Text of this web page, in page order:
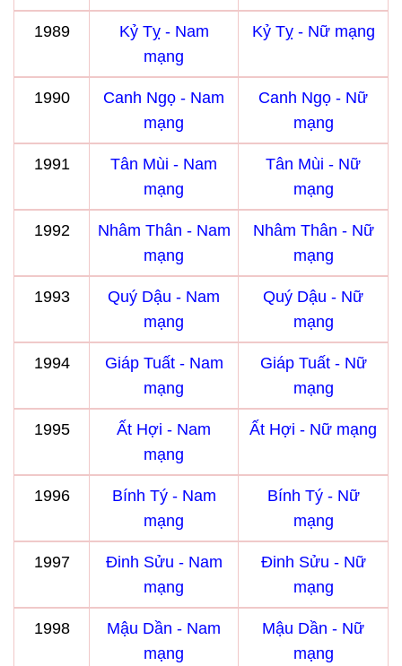
1989
Kỷ Tỵ - Nam
mạng
Kỷ Tỵ - Nữ mạng
1990
Canh Ngọ - Nam
mạng
Canh Ngọ - Nữ
mạng
1991
Tân Mùi - Nam
mạng
Tân Mùi - Nữ
mạng
1992
Nhâm Thân - Nam
mạng
Nhâm Thân - Nữ
mạng
1993
Quý Dậu - Nam
mạng
Quý Dậu - Nữ
mạng
1994
Giáp Tuất - Nam
mạng
Giáp Tuất - Nữ
mạng
1995
Ất Hợi - Nam
mạng
Ất Hợi - Nữ mạng
1996
Bính Tý - Nam
mạng
Bính Tý - Nữ
mạng
1997
Đinh Sửu - Nam
mạng
Đinh Sửu - Nữ
mạng
1998
Mậu Dần - Nam
mạng
Mậu Dần - Nữ
mạng